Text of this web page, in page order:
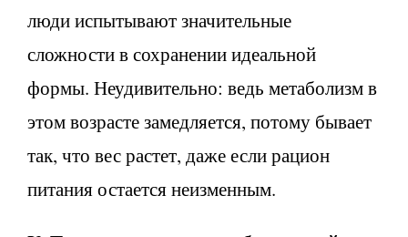
люди испытывают значительные
сложности в сохранении идеальной
формы. Неудивительно: ведь метаболизм в
этом возрасте замедляется, потому бывает
так, что вес растет, даже если рацион
питания остается неизменным.